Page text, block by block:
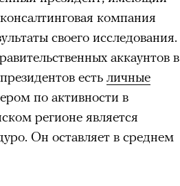
компания
своего исследования.
аккаунтов в
есть личные
по активности в
регионе является
Он оставляет в среднем